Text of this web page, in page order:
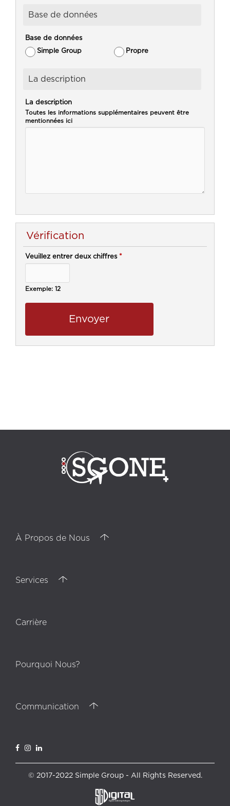
Base de données
Base de données
Simple Group
Propre
La description
La description
Toutes les informations supplémentaires peuvent être
mentionnées ici
Vérification
Veuillez entrer deux chiffres *
Exemple: 12
À Propos de Nous
Services
Carrière
Pourquoi Nous?
Communication
© 2017-2022 Simple Group - All Rights Reserved.